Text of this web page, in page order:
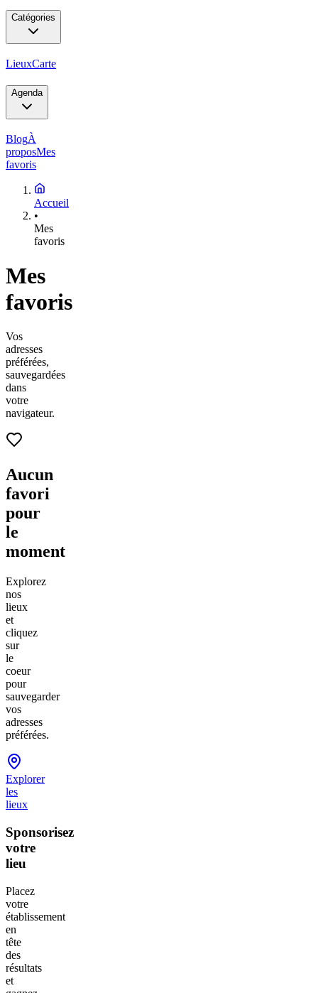
Catégories
LieuxCarte
Agenda
BlogÀ
proposMes
favoris
Accueil
•
Mes
favoris
Mes
favoris
Vos
adresses
préférées,
sauvegardées
dans
votre
navigateur.
Aucun
favori
pour
le
moment
Explorez
nos
lieux
et
cliquez
sur
le
coeur
pour
sauvegarder
vos
adresses
préférées.
Explorer
les
lieux
Sponsorisez
votre
lieu
Placez
votre
établissement
en
tête
des
résultats
et